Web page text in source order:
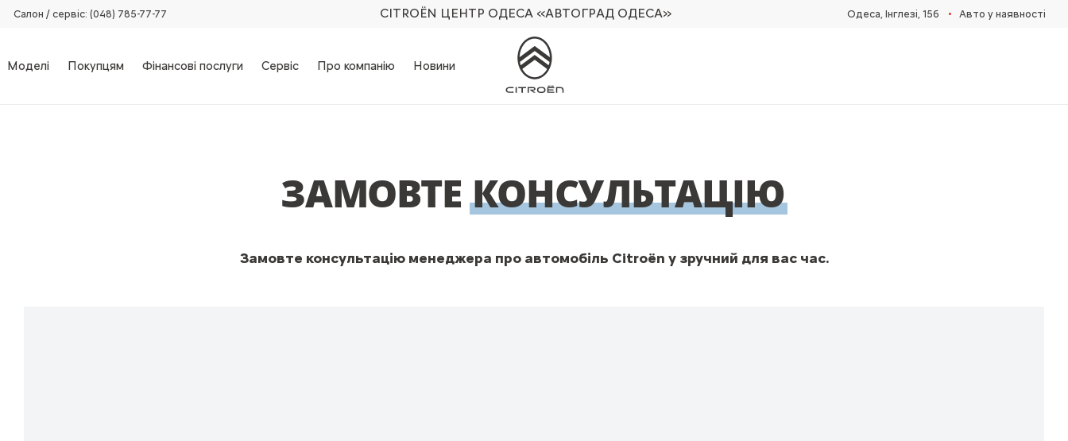
Салон / сервіс: (048) 785-77-77 CITROËN ЦЕНТР ОДЕСА «АВТОГРАД ОДЕСА» Одеса, Інглезі, 15б • Авто у наявності
Моделі Покупцям Фінансові послуги Сервіс Про компанію Новини
ЗАМОВТЕ КОНСУЛЬТАЦІЮ
Замовте консультацію менеджера про автомобіль Citroën у зручний для вас час.